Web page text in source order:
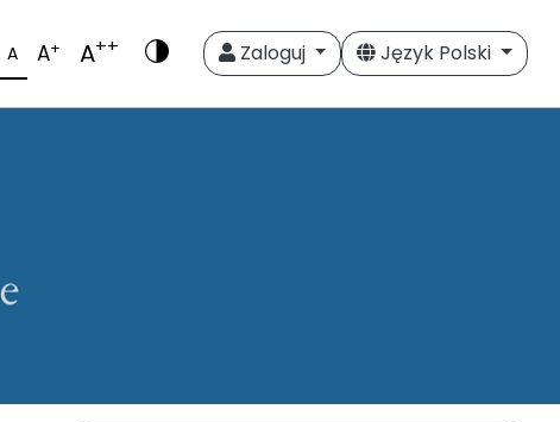
A A+ A++ Zaloguj Język Polski